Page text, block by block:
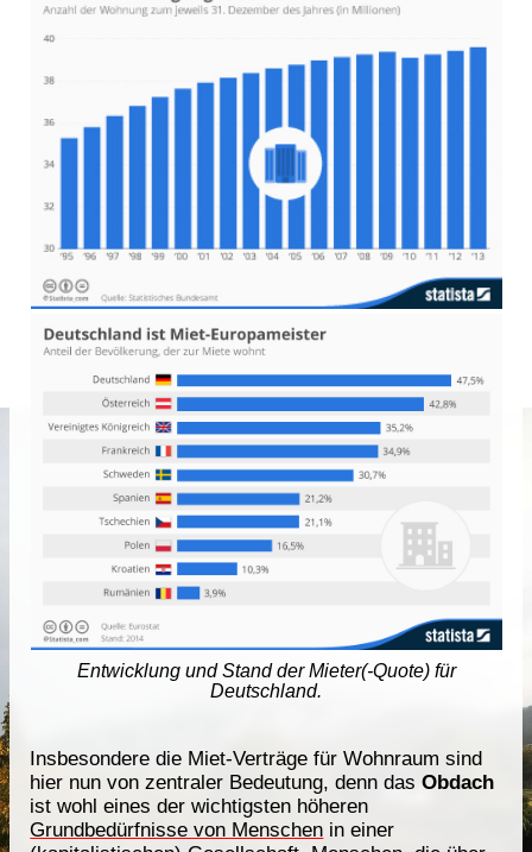
Entwicklung und Stand der Mieter(-Quote) für
Deutschland.
Insbesondere die Miet-Verträge für Wohnraum sind
hier nun von zentraler Bedeutung, denn dasObdach
ist wohl eines der wichtigsten höheren
Grundbedürfnisse von Menschen in einer